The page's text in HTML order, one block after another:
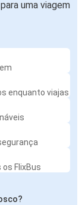
uma viagem
enquanto viajas
FlixBus